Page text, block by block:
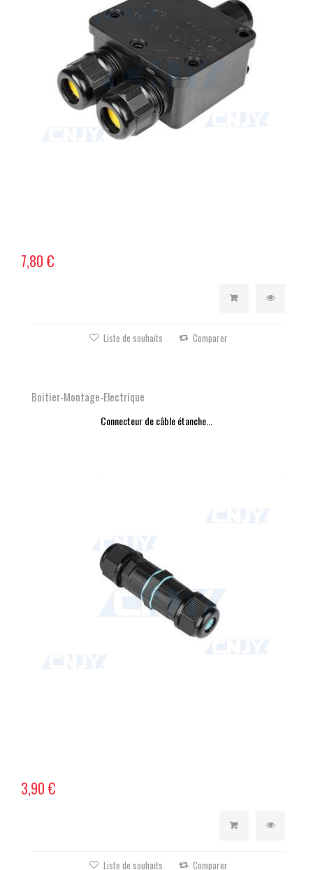
7,80 €
Liste de souhaits Comparer
Boitier-Montage-Electrique
Connecteur de câble étanche...
3,90 €
Liste de souhaits Comparer